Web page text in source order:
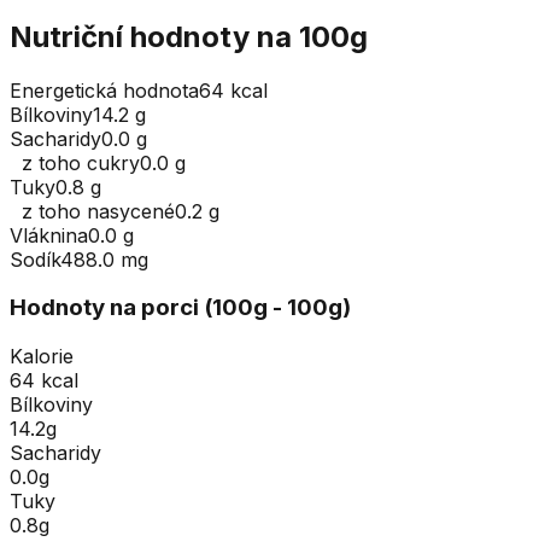
Nutriční hodnoty na 100g
Energetická hodnota64 kcal
Bílkoviny14.2 g
Sacharidy0.0 g
z toho cukry0.0 g
Tuky0.8 g
z toho nasycené0.2 g
Vláknina0.0 g
Sodík488.0 mg
Hodnoty na porci (100g - 100g)
Kalorie
64 kcal
Bílkoviny
14.2g
Sacharidy
0.0g
Tuky
0.8g